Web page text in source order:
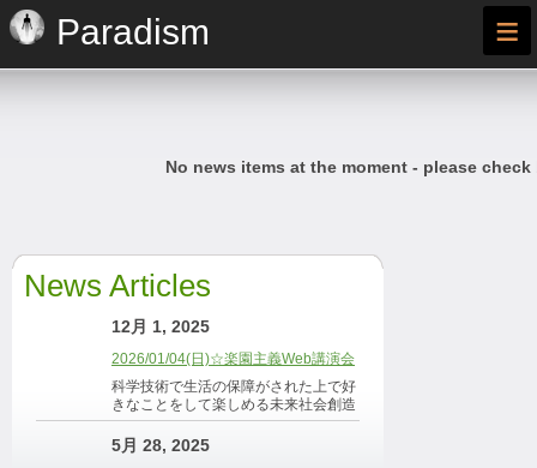
Paradism ≡
No news items at the moment - please
News Articles
12月 1, 2025
2026/01/04(日)☆楽園主義Web講演会
科学技術で生活の保障がされた上で好
きなことをして楽しめる未来社会創造
5月 28, 2025